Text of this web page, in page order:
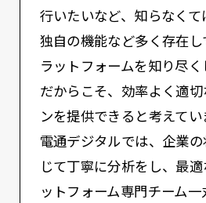
行いたいなど、知らなく
独自の機能など多く存在し
ラットフォームを知り尽
だからこそ、効率よく適
ンを提供できると考えてい
電通デジタルでは、企業
じて丁寧に分析をし、最
ットフォーム専門チーム